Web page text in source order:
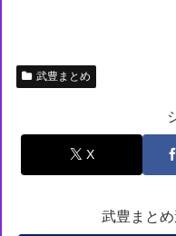
武豊まとめ
X
武豊まと